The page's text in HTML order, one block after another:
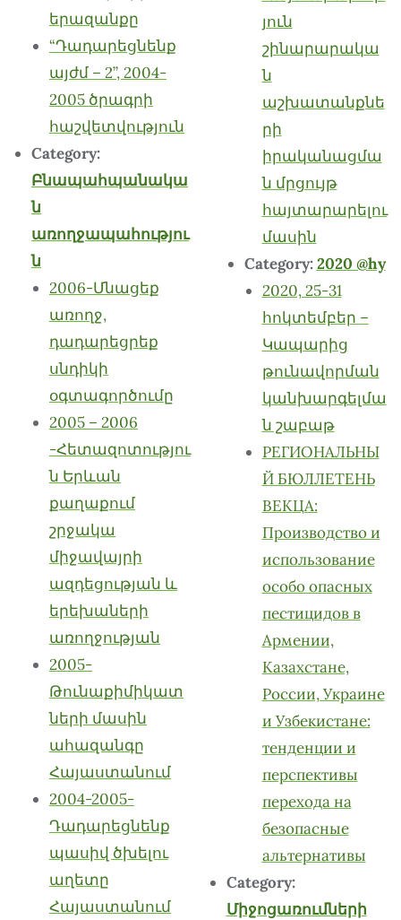
երազանքը
“Դադարեցնենք
այժմ – 2”, 2004-
2005 ծրագրի
հաշվետվություն
Category:
Բնապահպանակա
ն
առողջապահությու
ն
2006-Մնացեք
առողջ,
դադարեցրեք
սնդիկի
օգտագործումը
2005 – 2006
-Հետազոտությու
ն Երևան
քաղաքում
շրջակա
միջավայրի
ազդեցության և
երեխաների
առողջության
2005-
Թունաքիմիկատ
ների մասին
ահազանգը
Հայաստանում
2004-2005-
Դադարեցնենք
պասիվ ծխելու
աղետը
Հայաստանում
յուն
շինարարակա
ն
աշխատանքնե
րի
իրականացմա
ն մրցույթ
հայտարարելու
մասին
Category:2020 @hy
2020, 25-31
հոկտեմբեր –
Կապարից
թունավորման
կանխարգելմա
ն շաբաթ
РЕГИОНАЛЬНЫ
Й БЮЛЛЕТЕНЬ
ВЕКЦА:
Производство и
использование
особо опасных
пестицидов в
Армении,
Казахстане,
России, Украине
и Узбекистане:
тенденции и
перспективы
перехода на
безопасные
альтернативы
Category:
Միջոցառումների